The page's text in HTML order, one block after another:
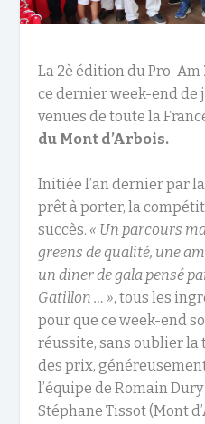
La 2è édition du Pro-Am
ce dernier week-end de
venues de toute la
du Mont d’Arbois.
Initiée l’an dernier par
prêt à porter, la
succès. « Un parcours
greens de qualité, une
un diner de gala pensé
Gatillon … », tous les
pour que ce week-end
réussite, sans oublier
des prix,
l’équipe de Romain
Stéphane Tissot (Mont